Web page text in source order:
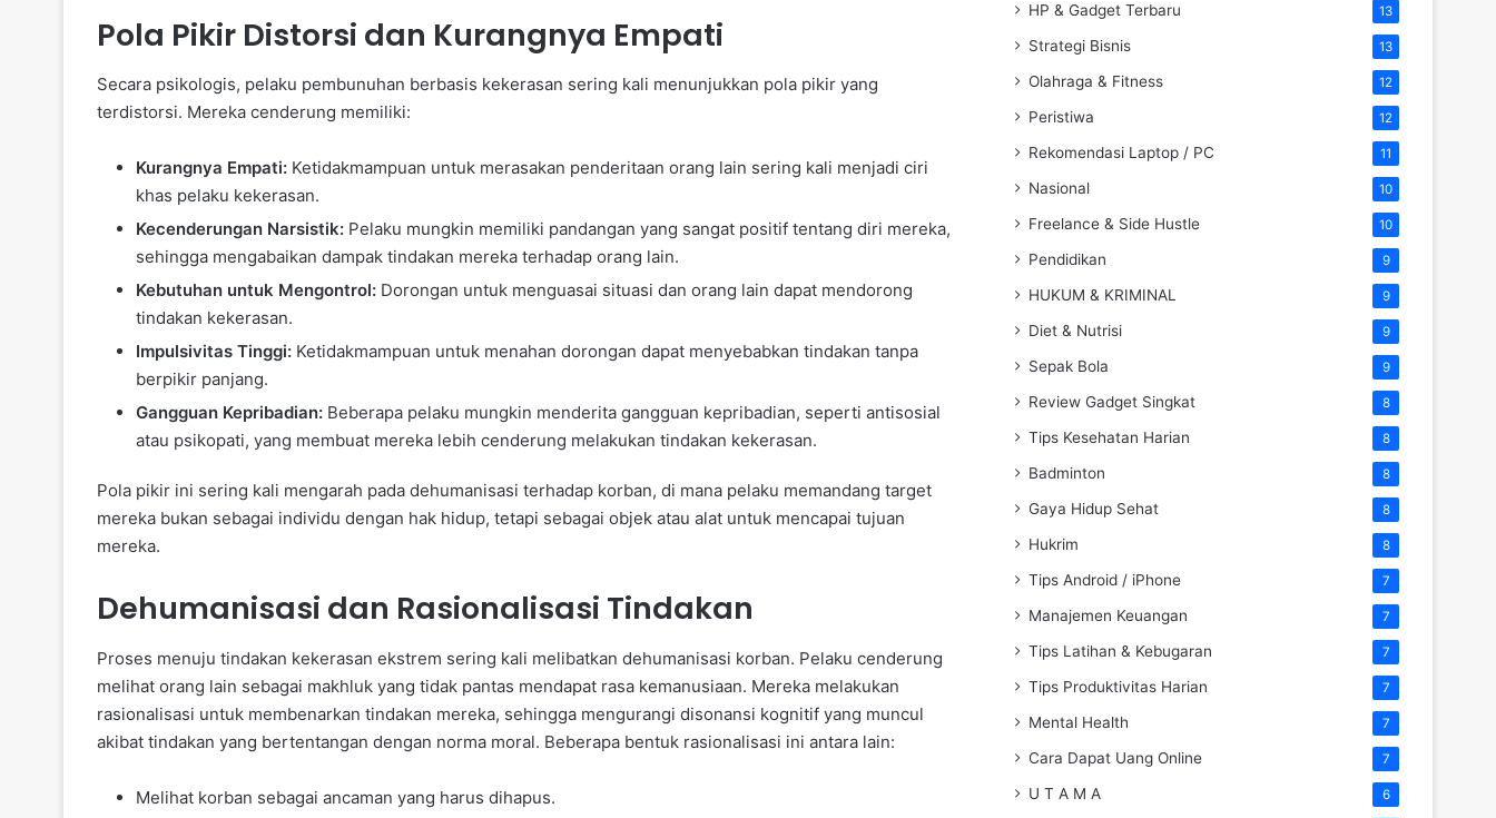
Pola Pikir Distorsi dan Kurangnya Empati
Secara psikologis, pelaku pembunuhan berbasis kekerasan sering kali menunjukkan pola pikir yang
terdistorsi. Mereka cenderung memiliki:
Kurangnya Empati: Ketidakmampuan untuk merasakan penderitaan orang lain sering kali menjadi ciri
khas pelaku kekerasan.
Kecenderungan Narsistik: Pelaku mungkin memiliki pandangan yang sangat positif tentang diri mereka,
sehingga mengabaikan dampak tindakan mereka terhadap orang lain.
Kebutuhan untuk Mengontrol: Dorongan untuk menguasai situasi dan orang lain dapat mendorong
tindakan kekerasan.
Impulsivitas Tinggi: Ketidakmampuan untuk menahan dorongan dapat menyebabkan tindakan tanpa
berpikir panjang.
Gangguan Kepribadian: Beberapa pelaku mungkin menderita gangguan kepribadian, seperti antisosial
atau psikopati, yang membuat mereka lebih cenderung melakukan tindakan kekerasan.
Pola pikir ini sering kali mengarah pada dehumanisasi terhadap korban, di mana pelaku memandang target
mereka bukan sebagai individu dengan hak hidup, tetapi sebagai objek atau alat untuk mencapai tujuan
mereka.
Dehumanisasi dan Rasionalisasi Tindakan
Proses menuju tindakan kekerasan ekstrem sering kali melibatkan dehumanisasi korban. Pelaku cenderung
melihat orang lain sebagai makhluk yang tidak pantas mendapat rasa kemanusiaan. Mereka melakukan
rasionalisasi untuk membenarkan tindakan mereka, sehingga mengurangi disonansi kognitif yang muncul
akibat tindakan yang bertentangan dengan norma moral. Beberapa bentuk rasionalisasi ini antara lain:
Melihat korban sebagai ancaman yang harus dihapus.
HP & Gadget Terbaru 13
Strategi Bisnis 13
Olahraga & Fitness 12
Peristiwa 12
Rekomendasi Laptop / PC 11
Nasional 10
Freelance & Side Hustle 10
Pendidikan 9
HUKUM & KRIMINAL 9
Diet & Nutrisi 9
Sepak Bola 9
Review Gadget Singkat 8
Tips Kesehatan Harian 8
Badminton 8
Gaya Hidup Sehat 8
Hukrim 8
Tips Android / iPhone 7
Manajemen Keuangan 7
Tips Latihan & Kebugaran 7
Tips Produktivitas Harian 7
Mental Health 7
Cara Dapat Uang Online 7
U T A M A 6